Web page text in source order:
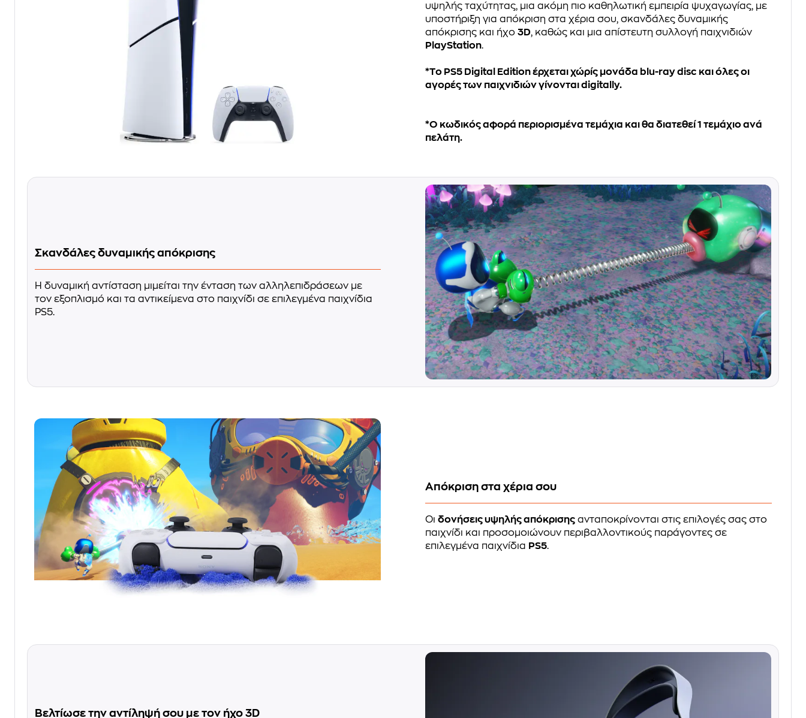
υψηλής ταχύτητας, μια ακόμη πιο καθηλωτική εμπειρία ψυχαγωγίας, με
υποστήριξη για απόκριση στα χέρια σου, σκανδάλες δυναμικής
απόκρισης και ήχο3D, καθώς και μια απίστευτη συλλογή παιχνιδιών
PlayStation.
*Τo PS5 Digital Edition έρχεται χώρίς μονάδα blu-ray disc και όλες οι
αγορές των παιχνιδιών γίνονται digitally.
*Ο κωδικός αφορά περιορισμένα τεμάχια και θα διατεθεί 1 τεμάχιο ανά
πελάτη.
Σκανδάλες δυναμικής απόκρισης
Η δυναμική αντίσταση μιμείται την ένταση των αλληλεπιδράσεων με
τον εξοπλισμό και τα αντικείμενα στο παιχνίδι σε επιλεγμένα παιχνίδια
PS5.
Απόκριση στα χέρια σου
Οιδονήσεις υψηλής απόκρισης ανταποκρίνονται στις επιλογές σας στο
παιχνίδι και προσομοιώνουν περιβαλλοντικούς παράγοντες σε
επιλεγμένα παιχνίδια PS5.
Βελτίωσε την αντίληψή σου με τον ήχο 3D